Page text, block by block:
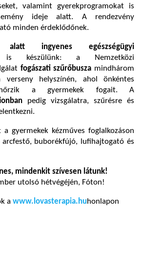
valamint gyerekprogramokat is
ideje alatt. A rendezvény
minden érdeklődőnek.
ingyenes egészségügyi
készülünk: a Nemzetközi
fogászati szűrőbusza mindhárom
helyszínén, ahol önkéntes
a gyermekek fogait. A
pedig vizsgálatra, szűrésre és
gyermekek kézműves foglalkozáson
buborékfújó, lufihajtogató és
mindenkit szívesen látunk!
utolsó hétvégéjén, Fóton!
a www.lovasterapia.huhonlapon